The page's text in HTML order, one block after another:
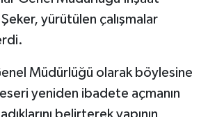
yürütülen çalışmalar
Müdürlüğü olarak böylesine
yeniden ibadete açmanın
belirterek yapının